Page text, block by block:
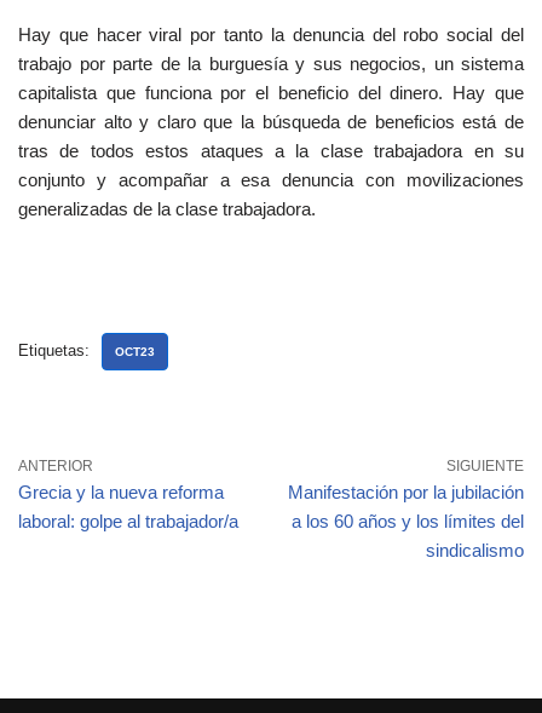
Hay que hacer viral por tanto la denuncia del robo social del
trabajo por parte de la burguesía y sus negocios, un sistema
capitalista que funciona por el beneficio del dinero. Hay que
denunciar alto y claro que la búsqueda de beneficios está de
tras de todos estos ataques a la clase trabajadora en su
conjunto y acompañar a esa denuncia con movilizaciones
generalizadas de la clase trabajadora.
Etiquetas: OCT23
ANTERIOR
Grecia y la nueva reforma
laboral: golpe al trabajador/a
SIGUIENTE
Manifestación por la jubilación
a los 60 años y los límites del
sindicalismo